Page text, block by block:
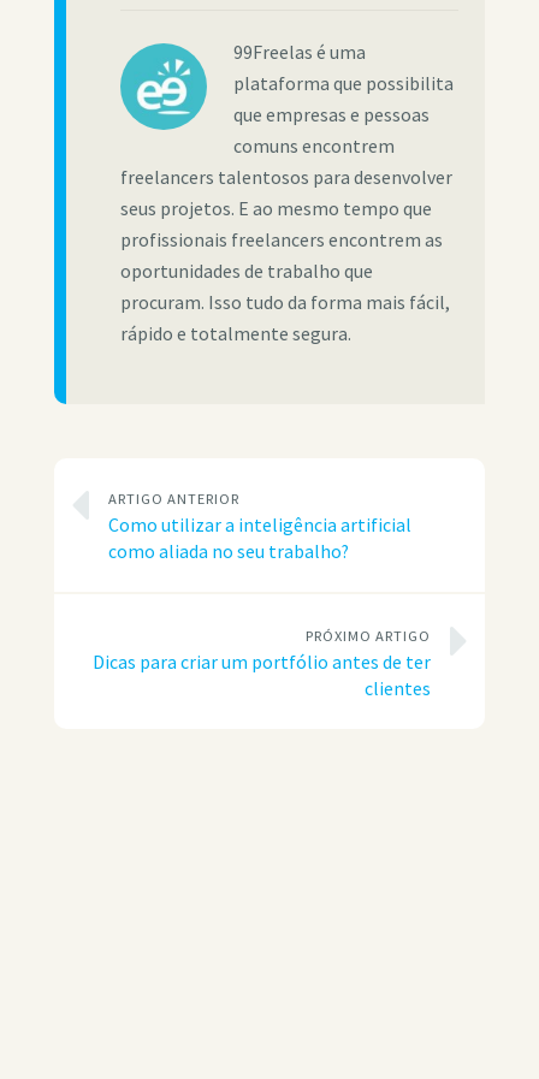
99Freelas é uma
plataforma que possibilita
que empresas e pessoas
comuns encontrem
freelancers talentosos para desenvolver
seus projetos. E ao mesmo tempo que
profissionais freelancers encontrem as
oportunidades de trabalho que
procuram. Isso tudo da forma mais fácil,
rápido e totalmente segura.
ARTIGO ANTERIOR
Como utilizar a inteligência artificial
como aliada no seu trabalho?
PRÓXIMO ARTIGO
Dicas para criar um portfólio antes de ter
clientes